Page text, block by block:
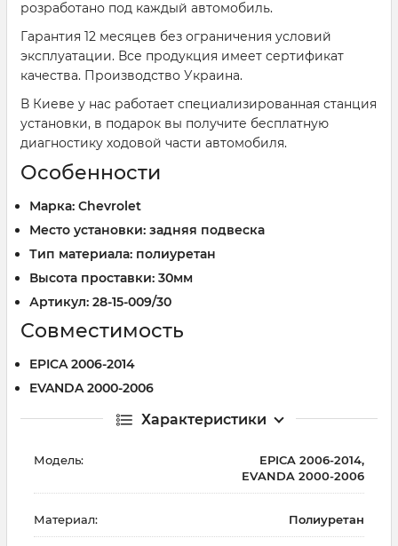
розработано под каждый автомобиль.
Гарантия 12 месяцев без ограничения условий
эксплуатации. Все продукция имеет сертификат
качества. Производство Украина.
В Киеве у нас работает специализированная станция
установки, в подарок вы получите бесплатную
диагностику ходовой части автомобиля.
Особенности
Марка: Chevrolet
Место установки: задняя подвеска
Тип материала: полиуретан
Высота проставки: 30мм
Артикул: 28-15-009/30
Совместимость
EPICA 2006-2014
EVANDA 2000-2006
Характеристики
Модель:
EPICA 2006-2014,
EVANDA 2000-2006
Материал: Полиуретан